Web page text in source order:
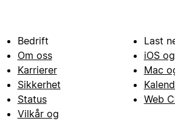
Bedrift
Om oss
Karrierer
Sikkerhet
Status
Vilkår og
Last
iOS
Mac
Web